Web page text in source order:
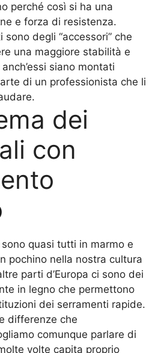
perché così si ha una
e forza di resistenza.
degli “accessori” che
una maggiore stabilità e
siano montati
di un professionista che li
dei
con
quasi tutti in marmo e
pochino nella nostra cultura
parti d’Europa ci sono dei
in legno che permettono
dei serramenti rapide.
differenze che
comunque parlare di
volte capita proprio